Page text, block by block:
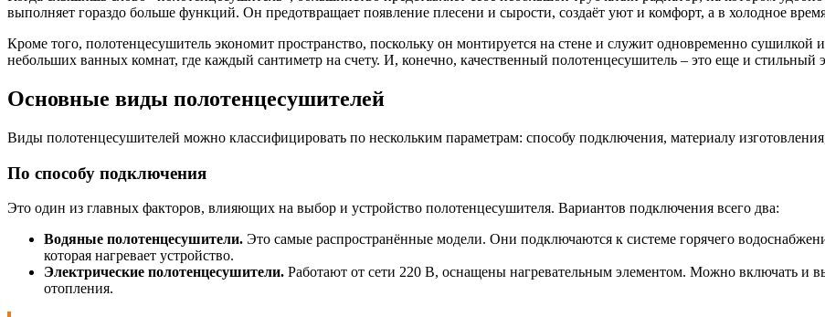
выполняет гораздо больше функций. Он предотвращает появление плесени и сырости, создаёт уют и комфорт, а в холодное
Кроме того, полотенцесушитель экономит пространство, поскольку он монтируется на стене и служит одновременно
небольших ванных комнат, где каждый сантиметр на счету. И, конечно, качественный полотенцесушитель – это еще и стильный
Основные виды полотенцесушителей
Виды полотенцесушителей можно классифицировать по нескольким параметрам: способу подключения, материалу
По способу подключения
Это один из главных факторов, влияющих на выбор и устройство полотенцесушителя. Вариантов подключения всего два:
Водяные полотенцесушители. Это самые распространённые модели. Они подключаются к системе горячего
которая нагревает устройство.
Электрические полотенцесушители. Работают от сети 220 В, оснащены нагревательным элементом. Можно включать и
отопления.